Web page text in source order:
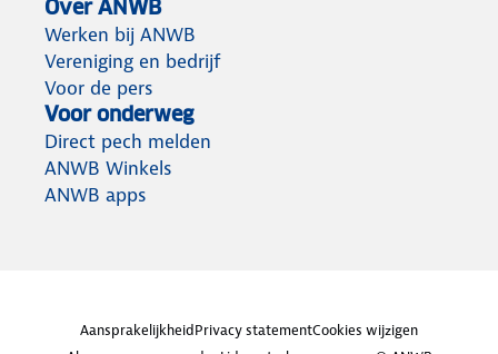
Over ANWB
Werken bij ANWB
Vereniging en bedrijf
Voor de pers
Voor onderweg
Direct pech melden
ANWB Winkels
ANWB apps
AansprakelijkheidPrivacy statementCookies wijzigen